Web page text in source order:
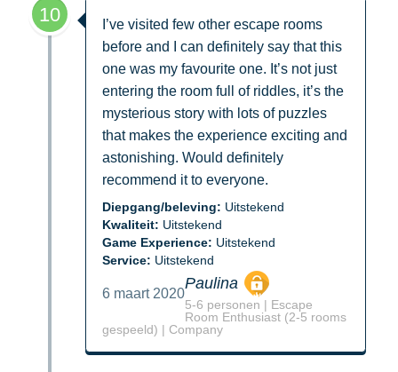
10
I’ve visited few other escape rooms
before and I can definitely say that this
one was my favourite one. It’s not just
entering the room full of riddles, it’s the
mysterious story with lots of puzzles
that makes the experience exciting and
astonishing. Would definitely
recommend it to everyone.
Diepgang/beleving: Uitstekend
Kwaliteit: Uitstekend
Game Experience: Uitstekend
Service: Uitstekend
6 maart 2020
Paulina
5-6 personen | Escape
Room Enthusiast (2-5 rooms
gespeeld) | Company